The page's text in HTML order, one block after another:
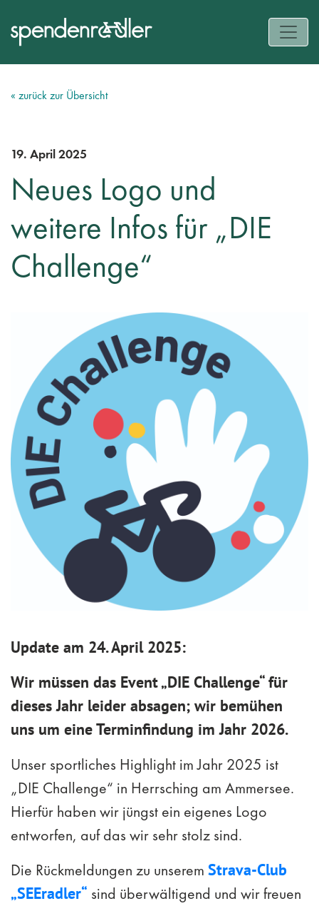
« zurück zur Übersicht
19. April 2025
Neues Logo und
weitere Infos für „DIE
Challenge“
Update am 24. April 2025:
Wir müssen das Event „DIE Challenge“ für
dieses Jahr leider absagen; wir bemühen
uns um eine Terminfindung im Jahr 2026.
Unser sportliches Highlight im Jahr 2025 ist
„DIE Challenge“ in Herrsching am Ammersee.
Hierfür haben wir jüngst ein eigenes Logo
entworfen, auf das wir sehr stolz sind.
Die Rückmeldungen zu unserem Strava-Club
„SEEradler“ sind überwältigend und wir freuen